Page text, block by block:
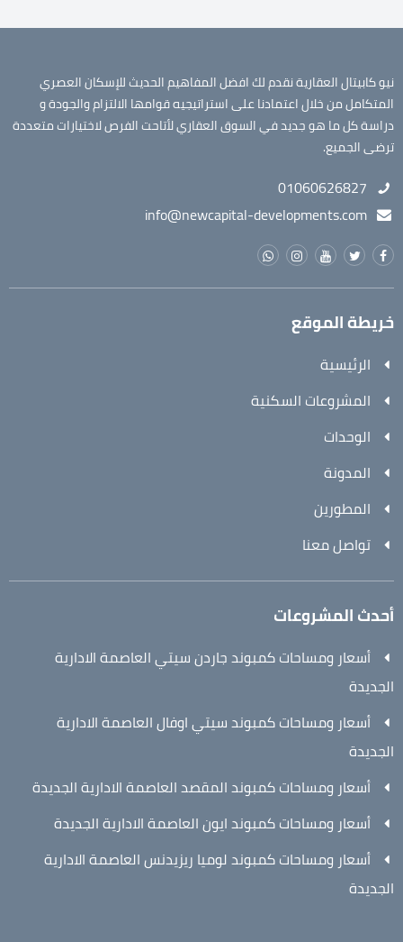
نيو كابيتال العقارية نقدم لك افضل المفاهيم الحديث للإسكان العصري
المتكامل من خلال اعتمادنا على استراتيجيه قوامها الالتزام والجودة و
دراسة كل ما هو جديد في السوق العقاري لأتاحت الفرص لاختيارات متعددة
ترضى الجميع.
01060626827
info@newcapital-developments.com
خريطة الموقع
الرئيسية
المشروعات السكنية
الوحدات
المدونة
المطورين
تواصل معنا
أحدث المشروعات
أسعار ومساحات كمبوند جاردن سيتي العاصمة الادارية
الجديدة
أسعار ومساحات كمبوند سيتي اوفال العاصمة الادارية
الجديدة
أسعار ومساحات كمبوند المقصد العاصمة الادارية الجديدة
أسعار ومساحات كمبوند ايون العاصمة الادارية الجديدة
أسعار ومساحات كمبوند لوميا ريزيدنس العاصمة الادارية
الجديدة